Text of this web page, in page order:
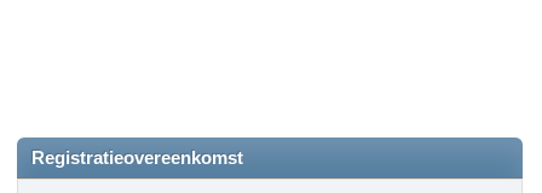
Registratieovereenkomst